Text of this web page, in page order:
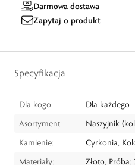
Darmowa dostawa
Zapytaj o produkt
Specyfikacja
Dla kogo:
Dla każdego
Asortyment:
Naszyjnik
Kamienie:
Cyrkonia,
Materiały:
Złoto, Próba: